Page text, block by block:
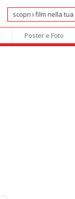
Poster e Foto